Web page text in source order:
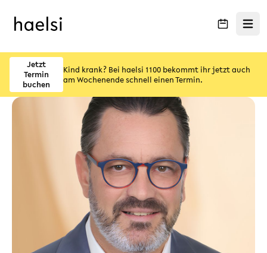
Menü
Jetzt
Termin
buchen
Kind krank? Bei haelsi 1100 bekommt ihr jetzt auch
am Wochenende schnell einen Termin.